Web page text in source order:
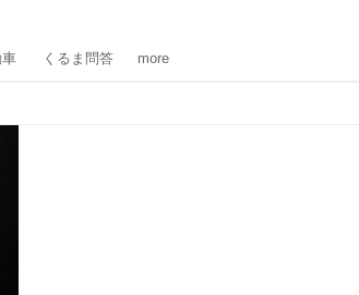
くるま問答 more